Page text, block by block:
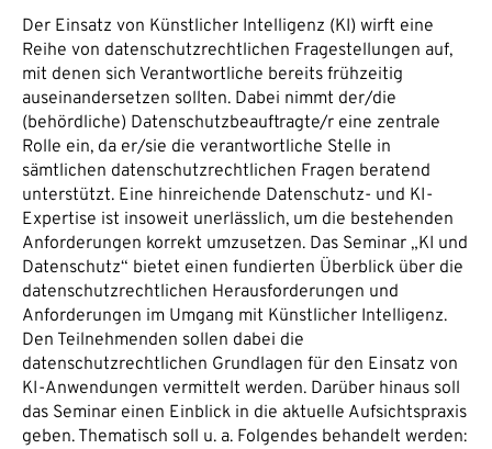
Der Einsatz von Künstlicher Intelligenz (KI) wirft eine
Reihe von datenschutzrechtlichen Fragestellungen auf,
mit denen sich Verantwortliche bereits frühzeitig
auseinandersetzen sollten. Dabei nimmt der/die
(behördliche) Datenschutzbeauftragte/r eine zentrale
Rolle ein, da er/sie die verantwortliche Stelle in
sämtlichen datenschutzrechtlichen Fragen beratend
unterstützt. Eine hinreichende Datenschutz- und KI-
Expertise ist insoweit unerlässlich, um die bestehenden
Anforderungen korrekt umzusetzen. Das Seminar „KI und
Datenschutz“ bietet einen fundierten Überblick über die
datenschutzrechtlichen Herausforderungen und
Anforderungen im Umgang mit Künstlicher Intelligenz.
Den Teilnehmenden sollen dabei die
datenschutzrechtlichen Grundlagen für den Einsatz von
KI-Anwendungen vermittelt werden. Darüber hinaus soll
das Seminar einen Einblick in die aktuelle Aufsichtspraxis
geben. Thematisch soll u. a. Folgendes behandelt werden: